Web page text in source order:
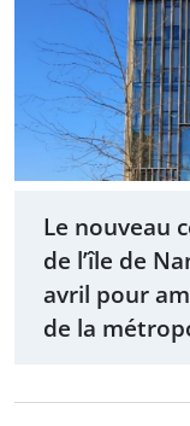
Le nouveau
de l’île de
avril pour
de la